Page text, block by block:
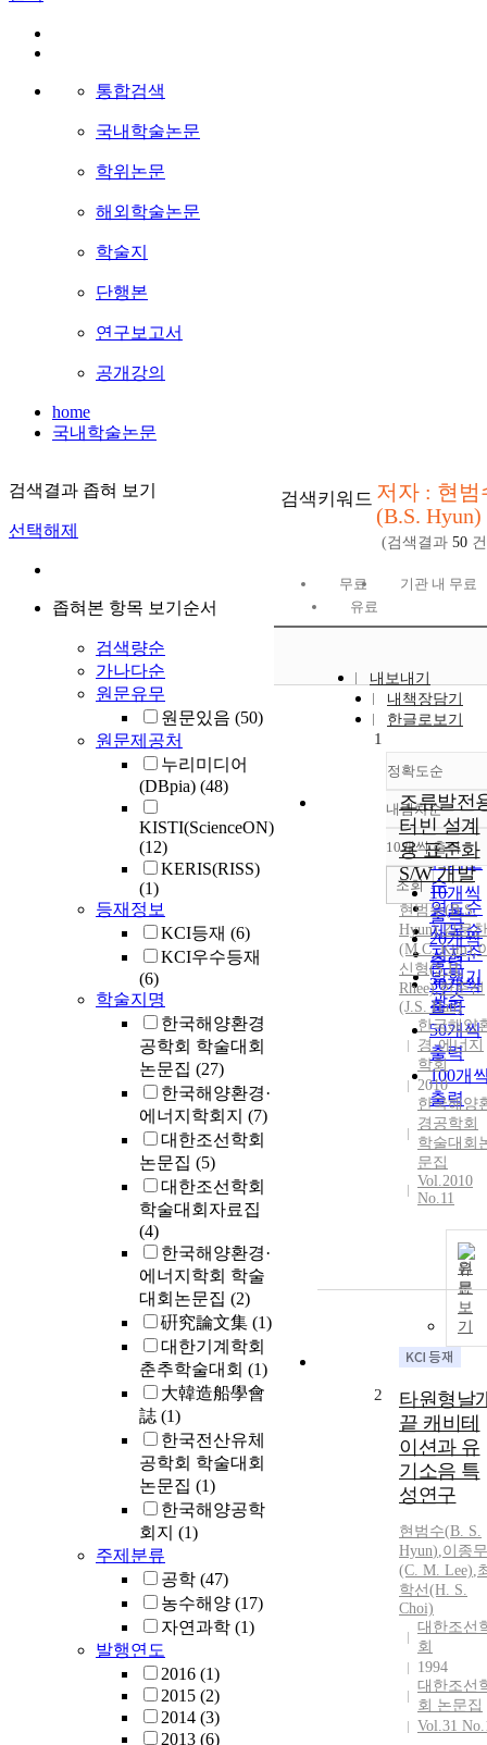
통합검색
국내학술논문
학위논문
해외학술논문
학술지
단행본
연구보고서
공개강의
home
국내학술논문
검색결과 좁혀 보기
선택해제
좁혀본 항목 보기순서
검색량순
가나다순
원문유무
원문있음 (50)
원문제공처
누리미디어
(DBpia) (48)
KISTI(ScienceON)
(12)
KERIS(RISS)
(1)
등재정보
KCI등재 (6)
KCI우수등재
(6)
학술지명
한국해양환경
공학회 학술대회
논문집 (27)
한국해양환경·
에너지학회지 (7)
대한조선학회
논문집 (5)
대한조선학회
학술대회자료집
(4)
한국해양환경·
에너지학회 학술
대회논문집 (2)
硏究論文集 (1)
대한기계학회
춘추학술대회 (1)
大韓造船學會
誌 (1)
한국전산유체
공학회 학술대회
논문집 (1)
한국해양공학
회지 (1)
주제분류
공학 (47)
농수해양 (17)
자연과학 (1)
발행연도
2016 (1)
2015 (2)
2014 (3)
2013 (6)
검색키워드 저자 : 현범
(B.S. Hyun)
(검색결과 50
무료
기관 내 무료
유료
내보내기
내책장담기
한글로보기
정확도순
정확도
순
인기도
순
연도순
제목순
저자순
발행기
관순
내림차순
내림차
10개씩 출력
10개씩
출력
20개씩
출력
30개씩
출력
50개씩
출력
100개
출력
조회
1
조류발전
터빈 설계
용 표준화
S/W 개발
현범수(B.S.
Hyun),김문찬
(M.C. Kim),
신형(S.H.
Rhee),한준선
(J.S. Han)
한국해양
경·에너지
학회
2010
한국해양
경공학회
학술대회
문집
Vol.2010
No.11
원
문
보
기
2
타원형날
끝 캐비테
이션과 유
기소음 특
성연구
현범수(B. S.
Hyun),이종무
(C. M. Lee),
학선(H. S.
Choi)
대한조선
회
1994
대한조선
회 논문집
Vol.31